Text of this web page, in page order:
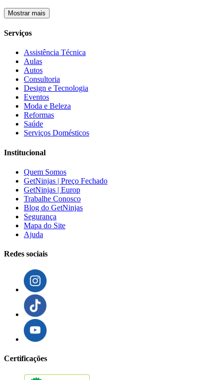
Mostrar mais
Serviços
Assistência Técnica
Aulas
Autos
Consultoria
Design e Tecnologia
Eventos
Moda e Beleza
Reformas
Saúde
Serviços Domésticos
Institucional
Quem Somos
GetNinjas | Preço Fechado
GetNinjas | Europ
Trabalhe Conosco
Blog do GetNinjas
Segurança
Mapa do Site
Ajuda
Redes sociais
Certificações